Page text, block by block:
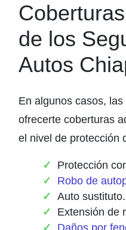
de los
Autos
En algunos casos,
ofrecerte coberturas
el nivel de protección
Protección
Robo de
Auto sustituto.
Extensión de